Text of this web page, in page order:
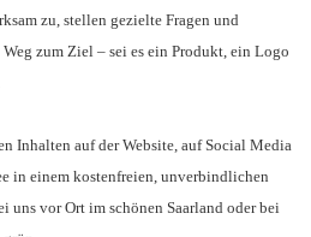
zu, stellen gezielte Fragen und
zum Ziel – sei es ein Produkt, ein Logo
Inhalten auf der Website, auf Social Media
in einem kostenfreien, unverbindlichen
uns vor Ort im schönen Saarland oder bei